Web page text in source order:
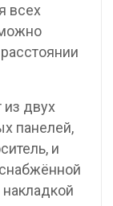
всех
из двух
панелей,
и